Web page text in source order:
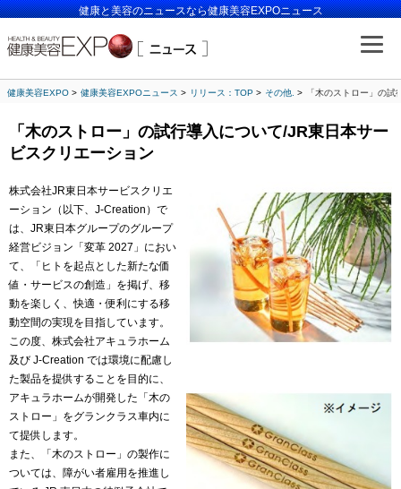
健康と美容のニュースなら健康美容EXPOニュース
健康美容EXPO 健康美容EXPOニュース リリース：TOP その他. 「木のストロー」の
「木のストロー」の試行導入について/JR東日本サー
ビスクリエーション
株式会社JR東日本サービスクリエ
ーション（以下、J-Creation）で
は、JR東日本グループのグループ
経営ビジョン「変革 2027」におい
て、「ヒトを起点とした新たな価
値・サービスの創造」を掲げ、移
動を楽しく、快適・便利にする移
動空間の実現を目指しています。
この度、株式会社アキュラホーム
及び J-Creation では環境に配慮し
た製品を提供することを目的に、
アキュラホームが開発した「木の
ストロー」をグランクラス車内に
て提供します。
また、「木のストロー」の製作に
ついては、障がい者雇用を推進し